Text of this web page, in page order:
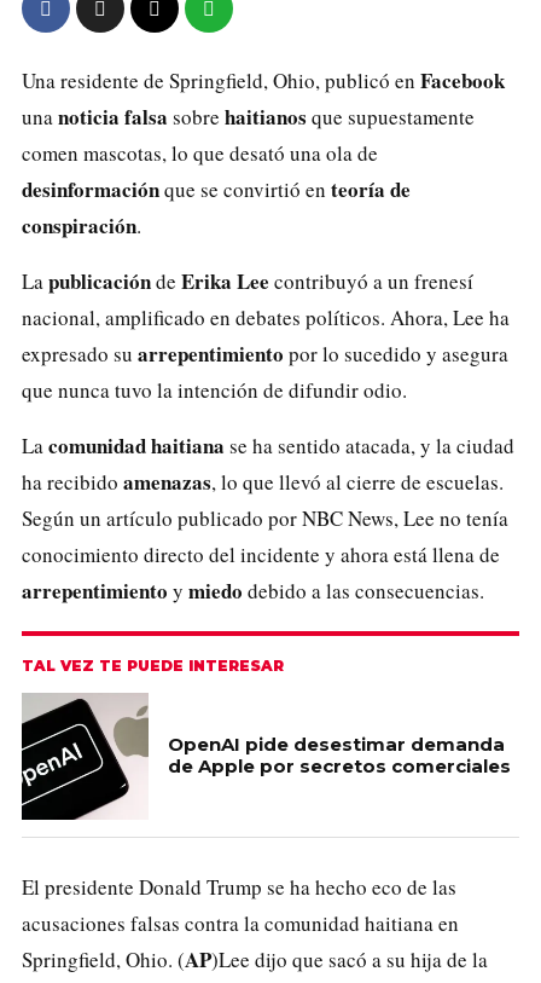
Una residente de Springfield, Ohio, publicó en Facebook
unanoticia falsa sobre haitianos que supuestamente
comen mascotas, lo que desató una ola de
desinformaciónque se convirtió en teoría de
conspiración.
Lapublicaciónde Erika Lee contribuyó a un frenesí
nacional, amplificado en debates políticos. Ahora, Lee ha
expresado su arrepentimiento por lo sucedido y asegura
que nunca tuvo la intención de difundir odio.
Lacomunidadhaitiana se ha sentido atacada, y la ciudad
ha recibido amenazas, lo que llevó al cierre de escuelas.
Según un artículo publicado por NBC News, Lee no tenía
conocimiento directo del incidente y ahora está llena de
arrepentimiento y miedo debido a las consecuencias.
TAL VEZ TE PUEDE INTERESAR
OpenAI pide desestimar demanda
de Apple por secretos comerciales
El presidente Donald Trump se ha hecho eco de las
acusaciones falsas contra la comunidad haitiana en
Springfield, Ohio. (AP)Lee dijo que sacó a su hija de la